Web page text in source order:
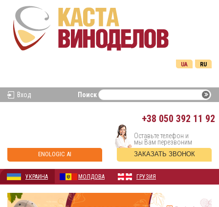
RU
UA
Вход Поиск
+38 050 392 11 92
ENOLOGIC AI
Оставьте телефон и
мы Вам перезвоним
ЗАКАЗАТЬ ЗВОНОК
УКРАИНА МОЛДОВА ГРУЗИЯ